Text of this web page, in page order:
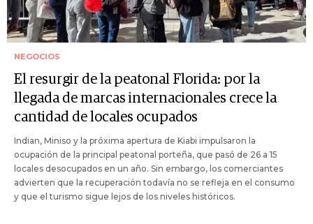
NEGOCIOS
El resurgir de la peatonal Florida: por la
llegada de marcas internacionales crece la
cantidad de locales ocupados
Indian, Miniso y la próxima apertura de Kiabi impulsaron la
ocupación de la principal peatonal porteña, que pasó de 26 a 15
locales desocupados en un año. Sin embargo, los comerciantes
advierten que la recuperación todavía no se refleja en el consumo
y que el turismo sigue lejos de los niveles históricos.